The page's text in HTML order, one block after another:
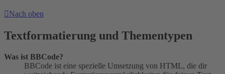
Nach oben
Textformatierung und Thementypen
Was ist BBCode?
BBCode ist eine spezielle Umsetzung von HTML, die dir